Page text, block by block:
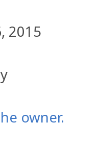
2015
owner.